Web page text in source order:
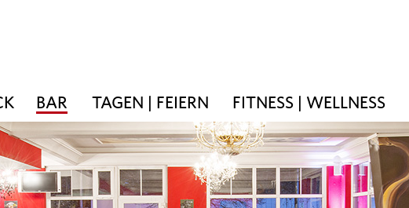
BAR TAGEN | FEIERN FITNESS | WELLNESS